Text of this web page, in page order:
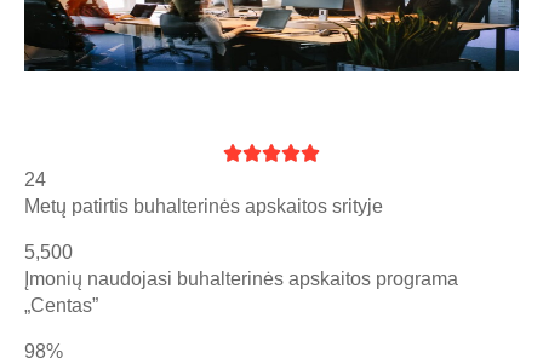

24
Metų patirtis buhalterinės apskaitos srityje
5,500
Įmonių naudojasi buhalterinės apskaitos programa
„Centas”
98%